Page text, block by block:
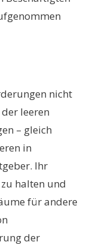
nicht
leeren
– gleich
in
Ihr
halten und
ume für andere
der